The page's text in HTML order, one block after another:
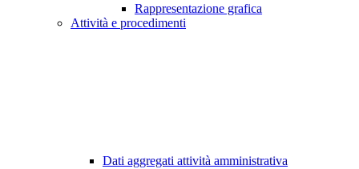
Rappresentazione grafica
Attività e procedimenti
Dati aggregati attività amministrativa